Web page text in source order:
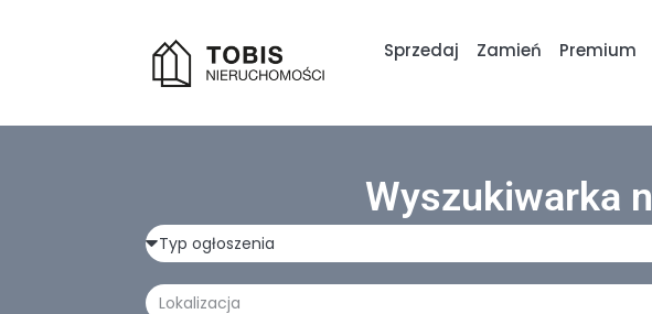
Sprzedaj Zamień Premium
Wyszukiwarka
Typ
ogłoszenia
Lokalizacja